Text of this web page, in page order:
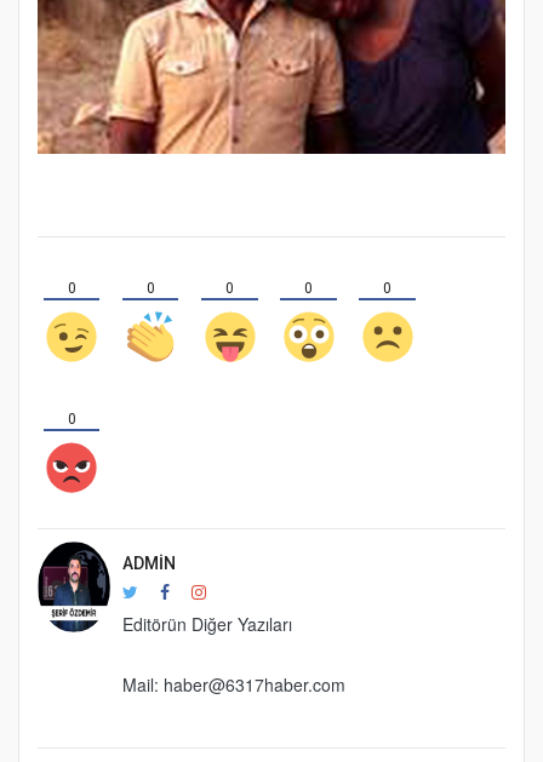
0 0 0 0 0
0
ADMIN
Editörün Diğer Yazıları
Mail: haber@6317haber.com